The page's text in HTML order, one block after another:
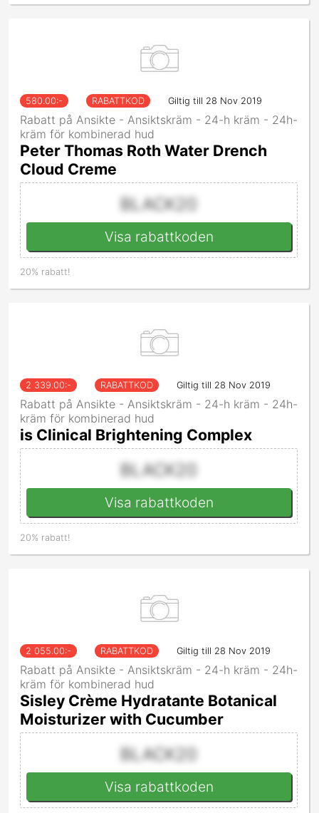
580.00:- RABATTKOD Giltig till 28 Nov 2019
Rabatt på Ansikte - Ansiktskräm - 24-h kräm - 24h-
kräm för kombinerad hud
Peter Thomas Roth Water Drench
Cloud Creme
BLACK20
Visa rabattkoden
20% rabatt!
2 339.00:- RABATTKOD Giltig till 28 Nov 2019
Rabatt på Ansikte - Ansiktskräm - 24-h kräm - 24h-
kräm för kombinerad hud
is Clinical Brightening Complex
BLACK20
Visa rabattkoden
20% rabatt!
2 055.00:- RABATTKOD Giltig till 28 Nov 2019
Rabatt på Ansikte - Ansiktskräm - 24-h kräm - 24h-
kräm för kombinerad hud
Sisley Crème Hydratante Botanical
Moisturizer with Cucumber
BLACK20
Visa rabattkoden